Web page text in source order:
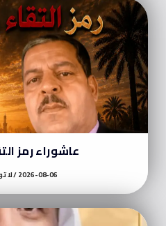
عاشوراء رمز
2026-08-06 لا